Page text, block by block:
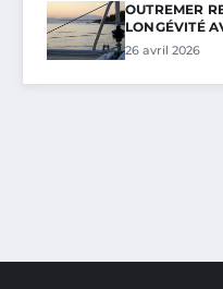
OUTREMER
LONGÉVITÉ
26 avril 2026